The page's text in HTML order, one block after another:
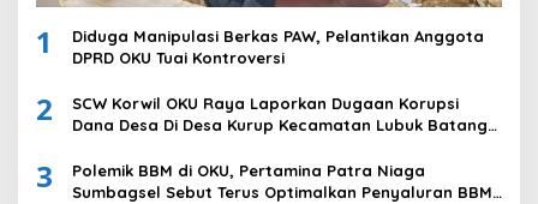
1
Diduga Manipulasi Berkas PAW, Pelantikan Anggota
DPRD OKU Tuai Kontroversi
2
SCW Korwil OKU Raya Laporkan Dugaan Korupsi
Dana Desa Di Desa Kurup Kecamatan Lubuk Batang
3
Polemik BBM di OKU, Pertamina Patra Niaga
Sumbagsel Sebut Terus Optimalkan Penyaluran BBM